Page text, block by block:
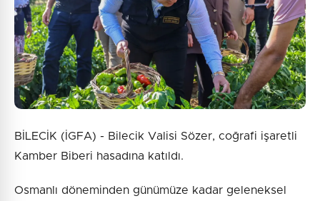
BİLECİK (İGFA) - Bilecik Valisi Sözer, coğrafi işaretli
Kamber Biberi hasadına katıldı.
Osmanlı döneminden günümüze kadar geleneksel